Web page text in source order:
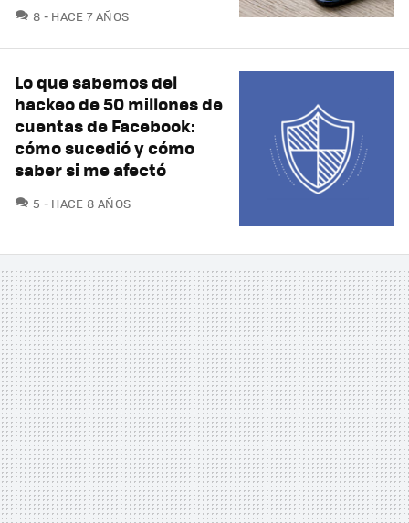
8 COMENTARIOS
HACE 7 AÑOS
Lo que sabemos del
hackeo de 50 millones de
cuentas de Facebook:
cómo sucedió y cómo
saber si me afectó
5 COMENTARIOS
HACE 8 AÑOS